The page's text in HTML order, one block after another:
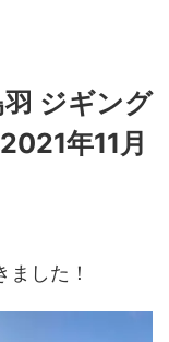
ジギング
年11月
した！